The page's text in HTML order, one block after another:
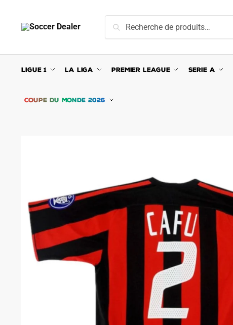
navigation
content
pour :
Recherche
LIGUE 1 LA LIGA PREMIER LEAGUE SERIE A
COUPE DU MONDE 2026